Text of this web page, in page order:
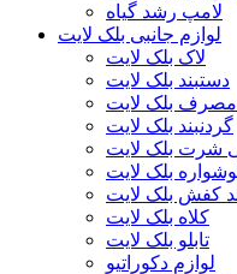
لامپ رشد گیاه
لوازم جانبی بلک لایت
لاک بلک لایت
دستبند بلک لایت
بلک لایت
گردنبند بلک لایت
شرت بلک لایت
بلک لایت
کفش بلک لایت
کلاه بلک لایت
تابلو بلک لایت
لوازم دکوراتیو